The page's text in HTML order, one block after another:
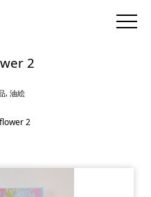
2
, 油絵
2